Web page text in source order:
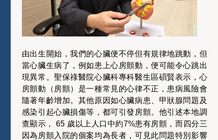
由出生開始，我們的心臟便不停但有規律地跳動，但
當心臟生病了，例如患上心房顫動，便可能令心跳出
現異常。聖保祿醫院心臟科專科醫生區碩賢表示，心
房顫動（房顫）是一種常見的心律不正，患病風險會
隨著年齡增加。其他原因如心臟病患、甲狀腺問題及
感染引起心臟損傷等，都可引發房顫。他引述本地調
查顯示， 65 歲以上人口中約7%患有房顫，而四分三
因為房顫入院的個案均為長者，可見此問題特別影響